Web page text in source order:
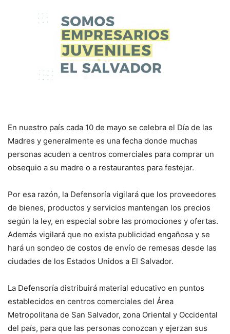
En nuestro país cada 10 de mayo se celebra el Día de las
Madres y generalmente es una fecha donde muchas
personas acuden a centros comerciales para comprar un
obsequio a su madre o a restaurantes para festejar.
Por esa razón, la Defensoría vigilará que los proveedores
de bienes, productos y servicios mantengan los precios
según la ley, en especial sobre las promociones y ofertas.
Además vigilará que no exista publicidad engañosa y se
hará un sondeo de costos de envío de remesas desde las
ciudades de los Estados Unidos a El Salvador.
La Defensoría distribuirá material educativo en puntos
establecidos en centros comerciales del Área
Metropolitana de San Salvador, zona Oriental y Occidental
del país, para que las personas conozcan y ejerzan sus